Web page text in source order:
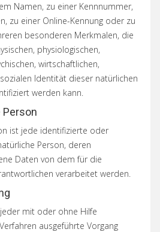
Namen, zu einer Kennnummer,
zu einer Online-Kennung oder zu
besonderen Merkmalen, die
physiologischen,
wirtschaftlichen,
Identität dieser natürlichen
werden kann.
ist jede identifizierte oder
Person, deren
Daten von dem für die
verarbeitet werden.
mit oder ohne Hilfe
ausgeführte Vorgang